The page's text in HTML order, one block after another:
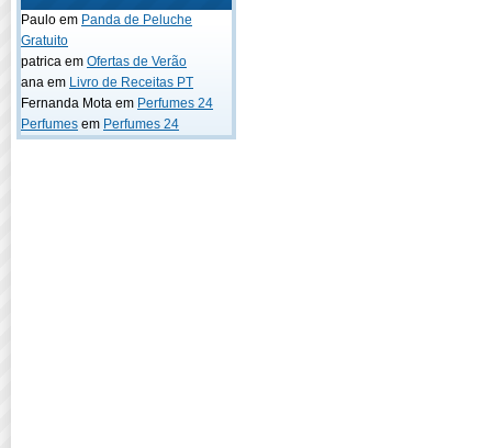
Paulo em Panda de Peluche
Gratuito
patrica em Ofertas de Verão
ana em Livro de Receitas PT
Fernanda Mota em Perfumes 24
Perfumes em Perfumes 24